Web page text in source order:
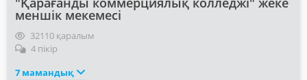
меншік мекемесі
32110 қаралым
4 пікір
7 мамандық